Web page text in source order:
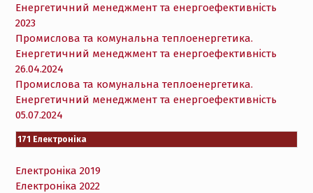
Енергетичний менеджмент та енергоефективність
2023
Промислова та комунальна теплоенергетика.
Енергетичний менеджмент та енергоефективність
26.04.2024
Промислова та комунальна теплоенергетика.
Енергетичний менеджмент та енергоефективність
05.07.2024
171 Електроніка
Електроніка 2019
Електроніка 2022